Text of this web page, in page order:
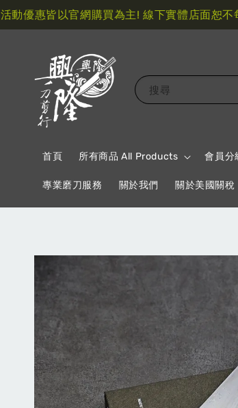
惠皆以官網購買為主! 線下實體店面恕不每每
搜尋
首頁 所有商品 All Products 會員分
專業磨刀服務 關於我們 關於美國關稅